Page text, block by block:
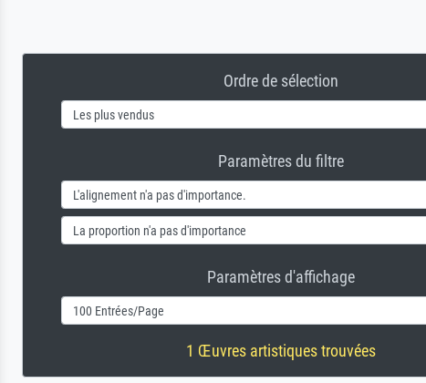
Ordre de sélection
Paramètres du filtre
Paramètres d'affichage
1 Œuvres artistiques trouvées